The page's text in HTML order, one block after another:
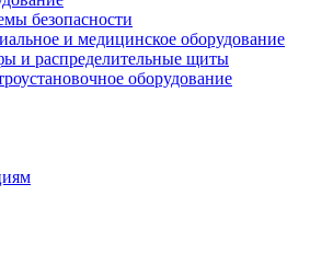
безопасности
и медицинское оборудование
и распределительные щиты
оборудование